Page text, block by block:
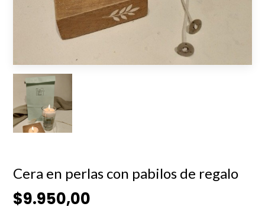
Cera en perlas con pabilos de regalo
$9.950,00